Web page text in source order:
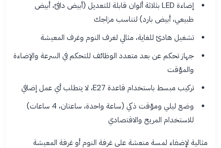
إضاءة LED بثلاثة ألوان قابلة للتعديل (أبيض دافئ، أبيض
طبيعي، أبيض بارد) لتناسب مزاجك
تشغيل هادئ للغاية، مثالي لغرف النوم وغرف المعيشة
جهاز تحكم عن بعد متعدد الوظائف للتحكم في السرعة والإضاءة
والمؤقت
تركيب مبسط باستخدام قاعدة E27، لا يتطلب أي عمل إضافي
وضع ليلي ومؤقت ذكي (ساعة واحدة، ساعتان، 4 ساعات)
للاستخدام المريح والاقتصادي
مثالية لإضفاء لمسة منعشة على غرفة النوم أو غرفة المعيشة